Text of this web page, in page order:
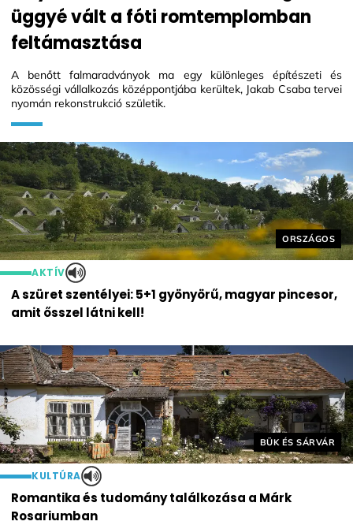
Helyszín
ORSZÁGOS
AKTÍV
A szüret szentélyei: 5+1 gyönyörű, magyar pincesor,
amit ősszel látni kell!
üggyé vált a fóti romtemplomban
feltámasztása
A benőtt falmaradványok ma egy különleges építészeti és
közösségi vállalkozás középpontjába kerültek, Jakab Csaba tervei
nyomán rekonstrukció születik.
Helyszín címkék:
BÜK ÉS SÁRVÁR
KULTÚRA
Romantika és tudomány találkozása a Márk
Rosariumban